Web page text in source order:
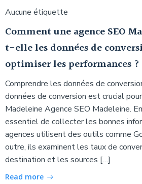
Aucune étiquette
Comment une agence SEO
t-elle les données de
optimiser les performances ?
Comprendre les données de
données de conversion est crucial
Madeleine Agence SEO Madeleine.
essentiel de collecter les bonnes
agences utilisent des outils comme
outre, ils examinent les taux de
destination et les sources […]
Read more